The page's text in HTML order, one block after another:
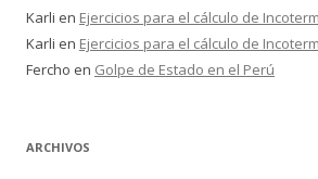
Karli en Ejercicios para el cálculo de
Karli en Ejercicios para el cálculo de
Fercho en Golpe de Estado en el Perú
ARCHIVOS